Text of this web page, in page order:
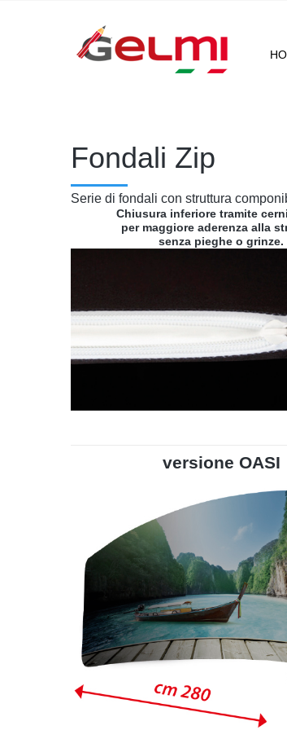
Fondali Zip
Serie di fondali con struttura
Chiusura inferiore tramite
per maggiore aderenza alla
senza pieghe o grinze.
versione OASI